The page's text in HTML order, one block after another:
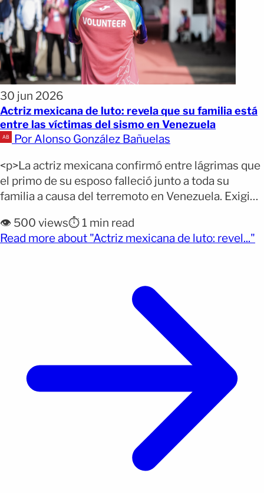
30 jun 2026
Actriz mexicana de luto: revela que su familia está
entre las víctimas del sismo en Venezuela
Por Alonso González Bañuelas
<p>La actriz mexicana confirmó entre lágrimas que
el primo de su esposo falleció junto a toda su
familia a causa del terremoto en Venezuela. Exigió
urgente de la comunidad internacional Comparó la
magnitud de la devastación con el derrumbe de
👁️ 500 views⏱️ 1 min read
Read more about "Actriz mexicana de luto: revel..."